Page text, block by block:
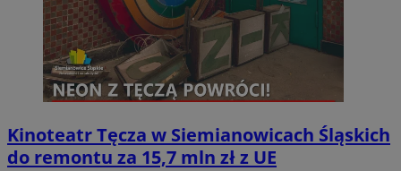
Kinoteatr Tęcza w Siemianowicach Śląskich
do remontu za 15,7 mln zł z UE